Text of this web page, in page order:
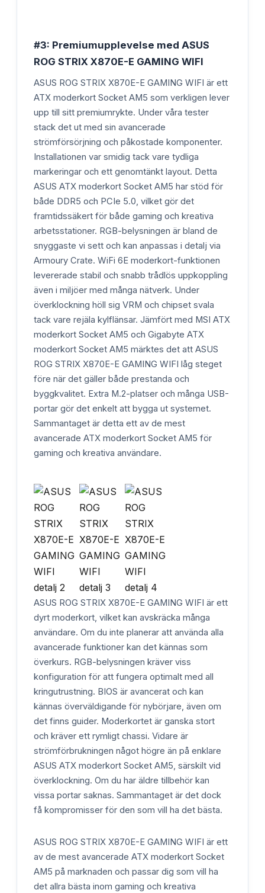
#3: Premiumupplevelse med ASUS
ROG STRIX X870E-E GAMING WIFI
ASUS ROG STRIX X870E-E GAMING WIFI är ett
ATX moderkort Socket AM5 som verkligen lever
upp till sitt premiumrykte. Under våra tester
stack det ut med sin avancerade
strömförsörjning och påkostade komponenter.
Installationen var smidig tack vare tydliga
markeringar och ett genomtänkt layout. Detta
ASUS ATX moderkort Socket AM5 har stöd för
både DDR5 och PCIe 5.0, vilket gör det
framtidssäkert för både gaming och kreativa
arbetsstationer. RGB-belysningen är bland de
snyggaste vi sett och kan anpassas i detalj via
Armoury Crate. WiFi 6E moderkort-funktionen
levererade stabil och snabb trådlös uppkoppling
även i miljöer med många nätverk. Under
överklockning höll sig VRM och chipset svala
tack vare rejäla kylflänsar. Jämfört med MSI ATX
moderkort Socket AM5 och Gigabyte ATX
moderkort Socket AM5 märktes det att ASUS
ROG STRIX X870E-E GAMING WIFI låg steget
före när det gäller både prestanda och
byggkvalitet. Extra M.2-platser och många USB-
portar gör det enkelt att bygga ut systemet.
Sammantaget är detta ett av de mest
avancerade ATX moderkort Socket AM5 för
gaming och kreativa användare.
ASUS ROG STRIX X870E-E GAMING WIFI är ett
dyrt moderkort, vilket kan avskräcka många
användare. Om du inte planerar att använda alla
avancerade funktioner kan det kännas som
överkurs. RGB-belysningen kräver viss
konfiguration för att fungera optimalt med all
kringutrustning. BIOS är avancerat och kan
kännas överväldigande för nybörjare, även om
det finns guider. Moderkortet är ganska stort
och kräver ett rymligt chassi. Vidare är
strömförbrukningen något högre än på enklare
ASUS ATX moderkort Socket AM5, särskilt vid
överklockning. Om du har äldre tillbehör kan
vissa portar saknas. Sammantaget är det dock
få kompromisser för den som vill ha det bästa.
ASUS ROG STRIX X870E-E GAMING WIFI är ett
av de mest avancerade ATX moderkort Socket
AM5 på marknaden och passar dig som vill ha
det allra bästa inom gaming och kreativa